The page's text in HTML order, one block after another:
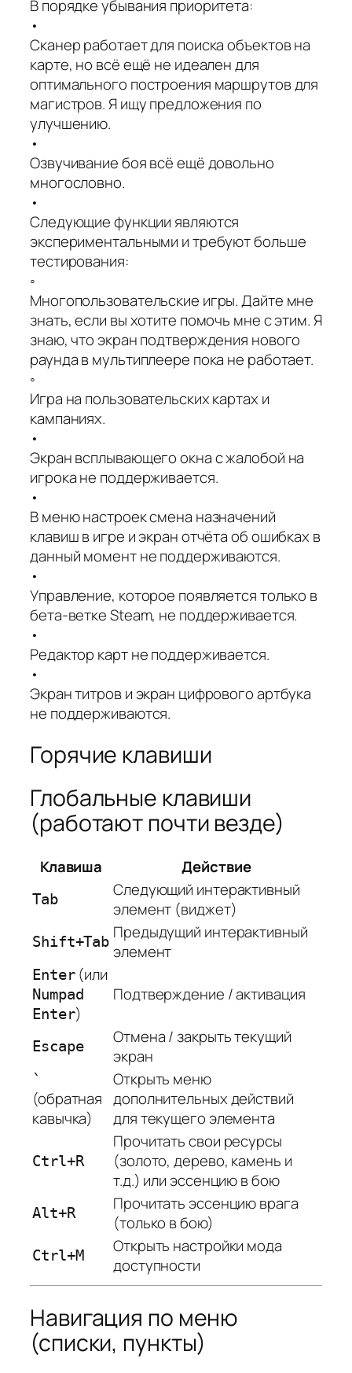
В порядке убывания приоритета:
•
Сканер работает для поиска объектов на
карте, но всё ещё не идеален для
оптимального построения маршрутов для
магистров. Я ищу предложения по
улучшению.
•
Озвучивание боя всё ещё довольно
многословно.
•
Следующие функции являются
экспериментальными и требуют больше
тестирования:
◦
Многопользовательские игры. Дайте мне
знать, если вы хотите помочь мне с этим. Я
знаю, что экран подтверждения нового
раунда в мультиплеере пока не работает.
◦
Игра на пользовательских картах и
кампаниях.
•
Экран всплывающего окна с жалобой на
игрока не поддерживается.
•
В меню настроек смена назначений
клавиш в игре и экран отчёта об ошибках в
данный момент не поддерживаются.
•
Управление, которое появляется только в
бета-ветке Steam, не поддерживается.
•
Редактор карт не поддерживается.
•
Экран титров и экран цифрового артбука
не поддерживаются.
Горячие клавиши
Глобальные клавиши
(работают почти везде)
Клавиша Действие
Tab
Следующий интерактивный
элемент (виджет)
Shift+Tab Предыдущий интерактивный
элемент
Enter(или
Numpad
Enter)
Подтверждение / активация
Escape
Отмена / закрыть текущий
экран
`
(обратная
кавычка)
Открыть меню
дополнительных действий
для текущего элемента
Ctrl+R
Прочитать свои ресурсы
(золото, дерево, камень и
т.д.) или эссенцию в бою
Alt+R
Прочитать эссенцию врага
(только в бою)
Ctrl+M
Открыть настройки мода
доступности
Навигация по меню
(списки, пункты)